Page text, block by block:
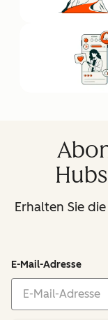
Erhalten Sie
E-Mail-Adresse